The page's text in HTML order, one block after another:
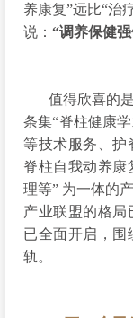
养康复”远比“治
说： “调养保健
值得欣喜的
条集“脊柱健康
等技术服务、护
脊柱自我动养康
理等” 为一体的
产业联盟的格局
已全面开启，围
轨。